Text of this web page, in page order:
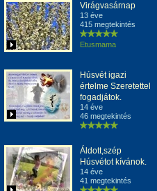
Virágvasárnap
13 éve
415 megtekintés
Etusmama
Húsvét igazi
értelme Szeretettel
fogadjátok.
14 éve
46 megtekintés
Áldott,szép
Húsvétot kívánok.
14 éve
41 megtekintés